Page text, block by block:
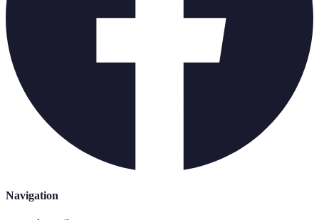
Navigation